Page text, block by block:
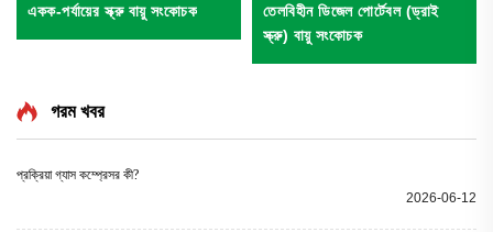
একক-পর্যায়ের স্ক্রু বায়ু সংকোচক
তেলবিহীন ডিজেল পোর্টেবল (ড্রাই
স্ক্রু) বায়ু সংকোচক
গরম খবর
প্রক্রিয়া গ্যাস কম্প্রেসর কী?
2026-06-12